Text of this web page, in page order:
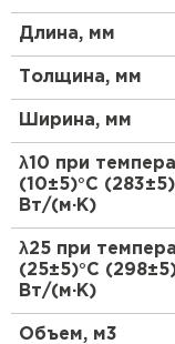
Низкое
Высокая
Легко
Химическая
конструкции
Производятся
Длина, мм
Толщина, мм
Ширина, мм
λ10 при
(10±5)°С
Вт/(м·К)
λ25 при
(25±5)°С
Вт/(м·К)
Объем, м3